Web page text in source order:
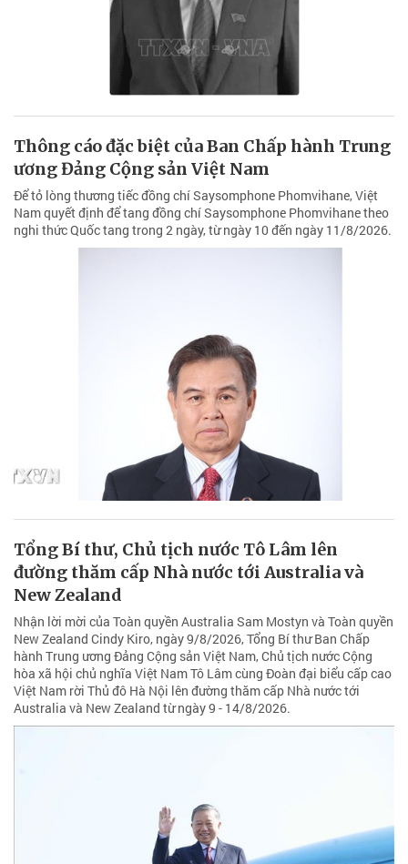
Thông cáo đặc biệt của Ban Chấp hành Trung
ương Đảng Cộng sản Việt Nam
Để tỏ lòng thương tiếc đồng chí Saysomphone Phomvihane, Việt
Nam quyết định để tang đồng chí Saysomphone Phomvihane theo
nghi thức Quốc tang trong 2 ngày, từ ngày 10 đến ngày 11/8/2026.
Tổng Bí thư, Chủ tịch nước Tô Lâm lên
đường thăm cấp Nhà nước tới Australia và
New Zealand
Nhận lời mời của Toàn quyền Australia Sam Mostyn và Toàn quyền
New Zealand Cindy Kiro, ngày 9/8/2026, Tổng Bí thư Ban Chấp
hành Trung ương Đảng Cộng sản Việt Nam, Chủ tịch nước Cộng
hòa xã hội chủ nghĩa Việt Nam Tô Lâm cùng Đoàn đại biểu cấp cao
Việt Nam rời Thủ đô Hà Nội lên đường thăm cấp Nhà nước tới
Australia và New Zealand từ ngày 9 - 14/8/2026.